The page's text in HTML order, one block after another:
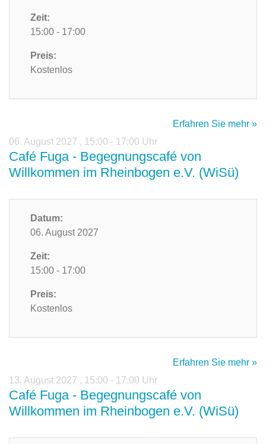
Zeit:
15:00 - 17:00
Preis:
Kostenlos
Erfahren Sie mehr »
06. August 2027 , 15:00 - 17:00 Uhr
Café Fuga - Begegnungscafé von
Willkommen im Rheinbogen e.V. (WiSü)
Datum:
06. August 2027
Zeit:
15:00 - 17:00
Preis:
Kostenlos
Erfahren Sie mehr »
13. August 2027 , 15:00 - 17:00 Uhr
Café Fuga - Begegnungscafé von
Willkommen im Rheinbogen e.V. (WiSü)